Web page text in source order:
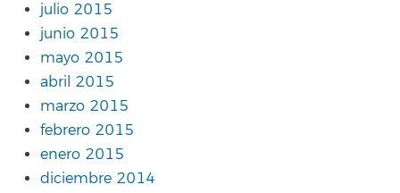
julio 2015
junio 2015
mayo 2015
abril 2015
marzo 2015
febrero 2015
enero 2015
diciembre 2014